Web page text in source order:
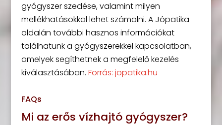
gyógyszer szedése, valamint milyen
mellékhatásokkal lehet számolni. A Jópatika
oldalán további hasznos információkat
találhatunk a gyógyszerekkel kapcsolatban,
amelyek segíthetnek a megfelelő kezelés
kiválasztásában. Forrás: jopatika.hu
FAQs
Mi az erős vízhajtó gyógyszer?